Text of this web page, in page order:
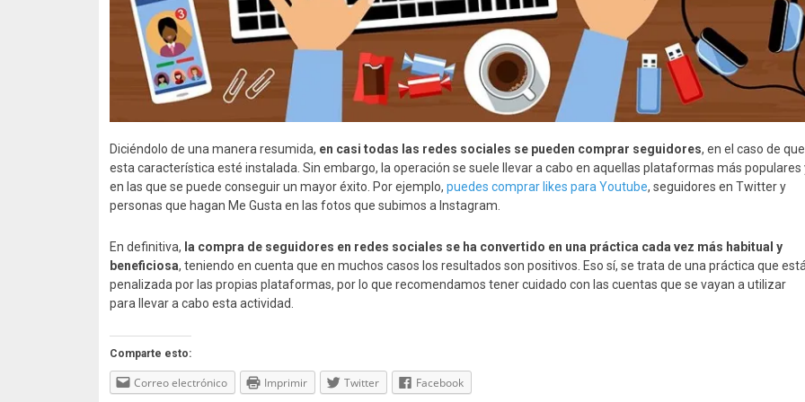
Diciéndolo de una manera resumida, en casi todas las redes sociales se pueden comprar seguidores, en el caso de que
esta característica esté instalada. Sin embargo, la operación se suele llevar a cabo en aquellas plataformas más populares
en las que se puede conseguir un mayor éxito. Por ejemplo, puedes comprar likes para Youtube, seguidores en Twitter y
personas que hagan Me Gusta en las fotos que subimos a Instagram.
En definitiva, la compra de seguidores en redes sociales se ha convertido en una práctica cada vez más habitual y
beneficiosa, teniendo en cuenta que en muchos casos los resultados son positivos. Eso sí, se trata de una práctica que
penalizada por las propias plataformas, por lo que recomendamos tener cuidado con las cuentas que se vayan a utilizar
para llevar a cabo esta actividad.
Comparte esto:
Correo electrónico Imprimir Twitter Facebook